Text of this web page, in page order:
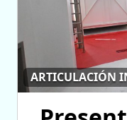
ARTICULACIÓN